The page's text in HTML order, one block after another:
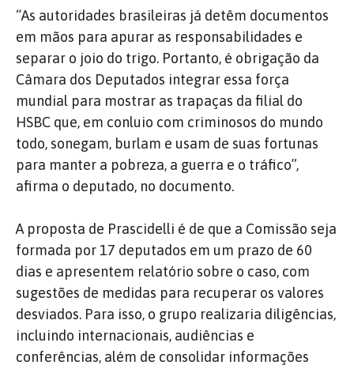
“As autoridades brasileiras já detêm documentos
em mãos para apurar as responsabilidades e
separar o joio do trigo. Portanto, é obrigação da
Câmara dos Deputados integrar essa força
mundial para mostrar as trapaças da filial do
HSBC que, em conluio com criminosos do mundo
todo, sonegam, burlam e usam de suas fortunas
para manter a pobreza, a guerra e o tráfico”,
afirma o deputado, no documento.
A proposta de Prascidelli é de que a Comissão seja
formada por 17 deputados em um prazo de 60
dias e apresentem relatório sobre o caso, com
sugestões de medidas para recuperar os valores
desviados. Para isso, o grupo realizaria diligências,
incluindo internacionais, audiências e
conferências, além de consolidar informações